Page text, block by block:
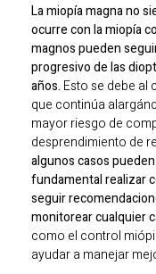
La miopía magna no
ocurre con la miopía
magnos pueden
progresivo de las
años. Esto se debe
que continúa
mayor riesgo de
desprendimiento de
algunos casos
fundamental realizar
seguir
monitorear cualquier
como el control
ayudar a manejar